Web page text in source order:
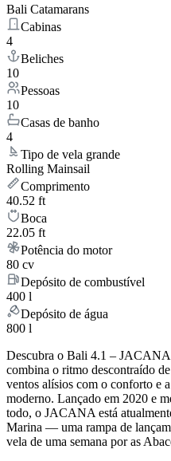
Bali Catamarans
Cabinas
4
Beliches
10
Pessoas
10
Casas de banho
4
Tipo de vela grande
Rolling Mainsail
Comprimento
40.52 ft
Boca
22.05 ft
Potência do motor
80 cv
Depósito de combustível
400 l
Depósito de água
800 l
Descubra o Bali 4.1 –
combina o ritmo descontraído
ventos alísios com o conforto e
moderno. Lançado em 2020 e
todo, o JACANA está
Marina — uma rampa de
vela de uma semana por as